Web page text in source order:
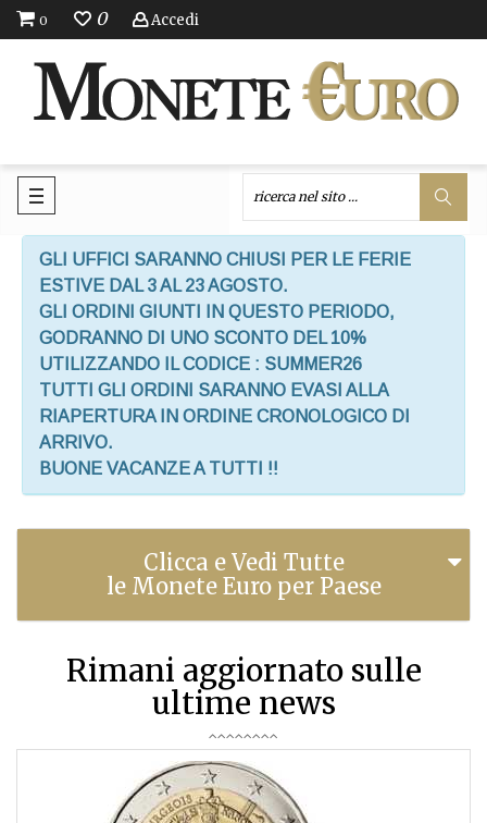
0 0 Accedi
GLI UFFICI SARANNO CHIUSI PER LE FERIE
ESTIVE DAL 3 AL 23 AGOSTO.
GLI ORDINI GIUNTI IN QUESTO PERIODO,
GODRANNO DI UNO SCONTO DEL 10%
UTILIZZANDO IL CODICE : SUMMER26
TUTTI GLI ORDINI SARANNO EVASI ALLA
RIAPERTURA IN ORDINE CRONOLOGICO DI
ARRIVO.
BUONE VACANZE A TUTTI !!
Clicca e Vedi Tutte
le Monete Euro per Paese
Rimani aggiornato sulle
ultime news